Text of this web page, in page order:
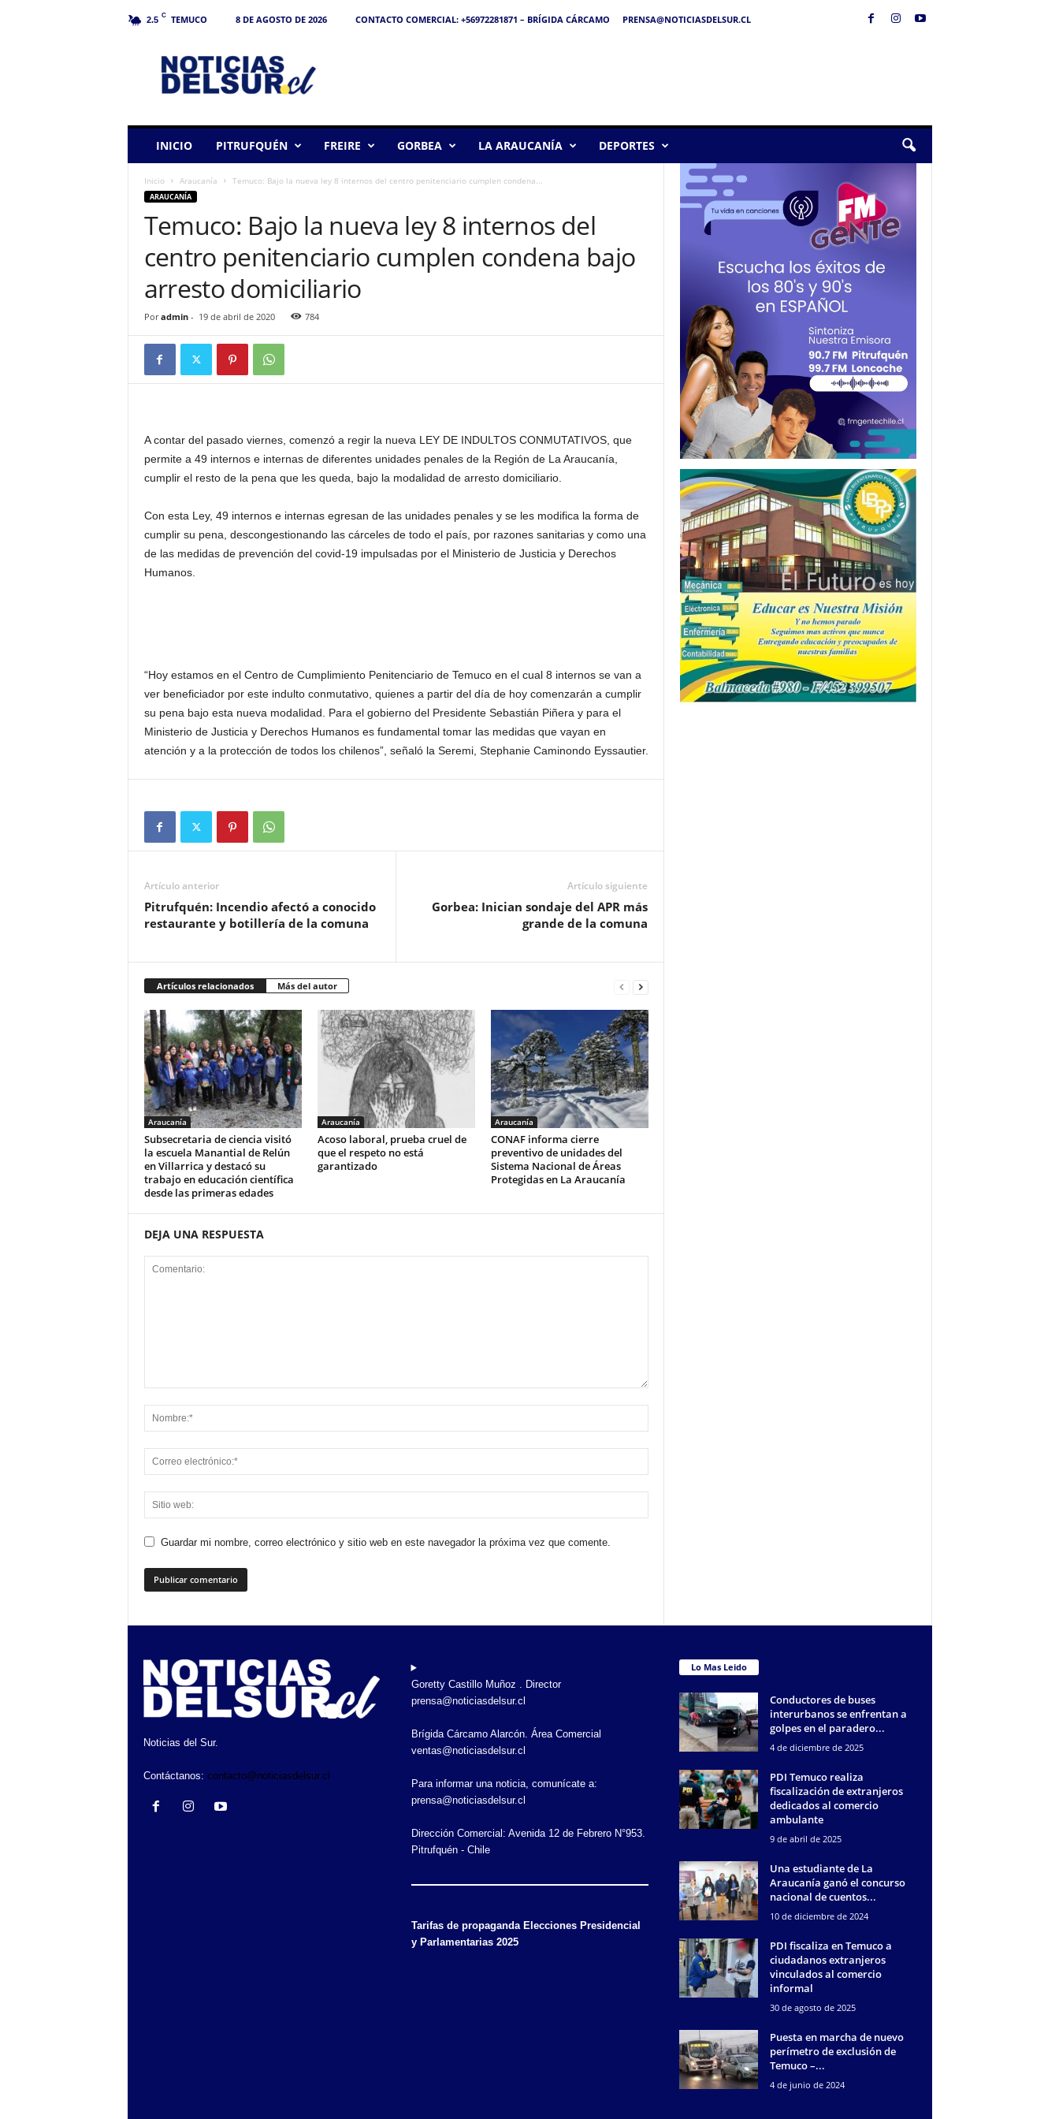
2.5 C TEMUCO 8 DE AGOSTO DE 2026 CONTACTO COMERCIAL: +56972281871 – BRÍGIDA CÁRCAMO
PRENSA@NOTICIASDELSUR.CL
INICIO PITRUFQUÉN FREIRE GORBEA LA ARAUCANÍA DEPORTES
Inicio Araucanía Temuco: Bajo la nueva ley 8 internos del centro penitenciario cumplen condena...
ARAUCANÍA
Temuco: Bajo la nueva ley 8 internos del
centro penitenciario cumplen condena bajo
arresto domiciliario
Por admin- 19 de abril de 2020 784
A contar del pasado viernes, comenzó a regir la nueva LEY DE INDULTOS CONMUTATIVOS, que
permite a 49 internos e internas de diferentes unidades penales de la Región de La Araucanía,
cumplir el resto de la pena que les queda, bajo la modalidad de arresto domiciliario.
Con esta Ley, 49 internos e internas egresan de las unidades penales y se les modifica la forma de
cumplir su pena, descongestionando las cárceles de todo el país, por razones sanitarias y como una
de las medidas de prevención del covid-19 impulsadas por el Ministerio de Justicia y Derechos
Humanos.
“Hoy estamos en el Centro de Cumplimiento Penitenciario de Temuco en el cual 8 internos se van a
ver beneficiador por este indulto conmutativo, quienes a partir del día de hoy comenzarán a cumplir
su pena bajo esta nueva modalidad. Para el gobierno del Presidente Sebastián Piñera y para el
Ministerio de Justicia y Derechos Humanos es fundamental tomar las medidas que vayan en
atención y a la protección de todos los chilenos”, señaló la Seremi, Stephanie Caminondo Eyssautier.
Artículo anterior
Pitrufquén: Incendio afectó a conocido
restaurante y botillería de la comuna
Artículo siguiente
Gorbea: Inician sondaje del APR más
grande de la comuna
Artículos relacionados Más del autor
Araucanía
Subsecretaria de ciencia visitó
la escuela Manantial de Relún
en Villarrica y destacó su
trabajo en educación científica
desde las primeras edades
Araucanía
Acoso laboral, prueba cruel de
que el respeto no está
garantizado
Araucanía
CONAF informa cierre
preventivo de unidades del
Sistema Nacional de Áreas
Protegidas en La Araucanía
DEJA UNA RESPUESTA
Guardar mi nombre, correo electrónico y sitio web en este navegador la próxima vez que comente.
Noticias del Sur.
Contáctanos: contacto@noticiasdelsur.cl
Goretty Castillo Muñoz . Director
prensa@noticiasdelsur.cl
Brígida Cárcamo Alarcón. Área Comercial
ventas@noticiasdelsur.cl
Para informar una noticia, comunícate a:
prensa@noticiasdelsur.cl
Dirección Comercial: Avenida 12 de Febrero N°953.
Pitrufquén - Chile
Tarifas de propaganda Elecciones Presidencial
y Parlamentarias 2025
Lo Mas Leido
Conductores de buses
interurbanos se enfrentan a
golpes en el paradero...
4 de diciembre de 2025
PDI Temuco realiza
fiscalización de extranjeros
dedicados al comercio
ambulante
9 de abril de 2025
Una estudiante de La
Araucanía ganó el concurso
nacional de cuentos...
10 de diciembre de 2024
PDI fiscaliza en Temuco a
ciudadanos extranjeros
vinculados al comercio
informal
30 de agosto de 2025
Puesta en marcha de nuevo
perímetro de exclusión de
Temuco –...
4 de junio de 2024